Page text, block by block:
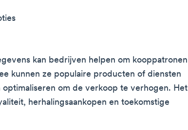
kan bedrijven helpen om kooppatronen
kunnen ze populaire producten of diensten
om de verkoop te verhogen. Het
herhalingsaankopen en toekomstige